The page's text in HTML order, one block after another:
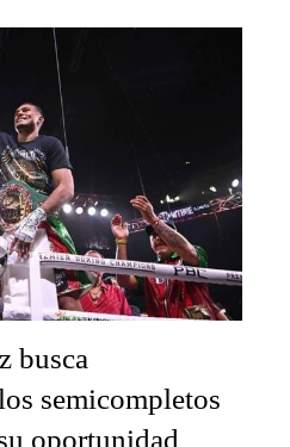
busca
semicompletos
oportunidad